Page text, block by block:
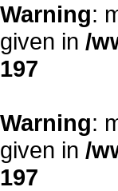
Warning:
given in /
197
Warning:
given in /
197